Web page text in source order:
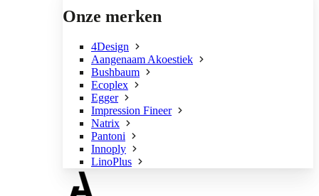
Onze merken
4Design
Aangenaam Akoestiek
Bushbaum
Ecoplex
Egger
Impression Fineer
Natrix
Pantoni
Innoply
LinoPlus